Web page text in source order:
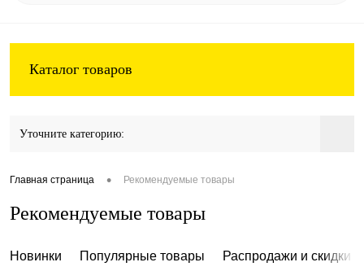
Каталог товаров
Уточните категорию:
Главная страница • Рекомендуемые товары
Рекомендуемые товары
Новинки Популярные товары Распродажи и скидки